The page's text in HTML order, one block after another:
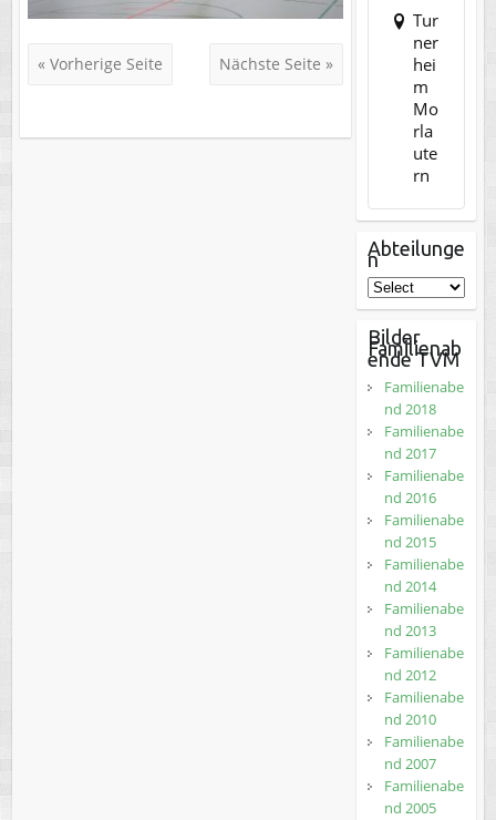
« Vorherige Seite Nächste Seite »
Tur
ner
hei
m
Mo
rla
ute
rn
Abteilunge
n
Bilder
Familienab
ende TVM
Familienabe
nd 2018
Familienabe
nd 2017
Familienabe
nd 2016
Familienabe
nd 2015
Familienabe
nd 2014
Familienabe
nd 2013
Familienabe
nd 2012
Familienabe
nd 2010
Familienabe
nd 2007
Familienabe
nd 2005